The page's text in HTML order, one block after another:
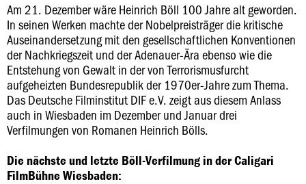
Am 21. Dezember wäre Heinrich Böll 100 Jahre alt geworden.
In seinen Werken machte der Nobelpreisträger die kritische
Auseinandersetzung mit den gesellschaftlichen Konventionen
der Nachkriegszeit und der Adenauer-Ära ebenso wie die
Entstehung von Gewalt in der von Terrorismusfurcht
aufgeheizten Bundesrepublik der 1970er-Jahre zum Thema.
Das Deutsche Filminstitut DIF e.V. zeigt aus diesem Anlass
auch in Wiesbaden im Dezember und Januar drei
Verfilmungen von Romanen Heinrich Bölls.
Die nächste und letzte Böll-Verfilmung in der Caligari
FilmBühne Wiesbaden: